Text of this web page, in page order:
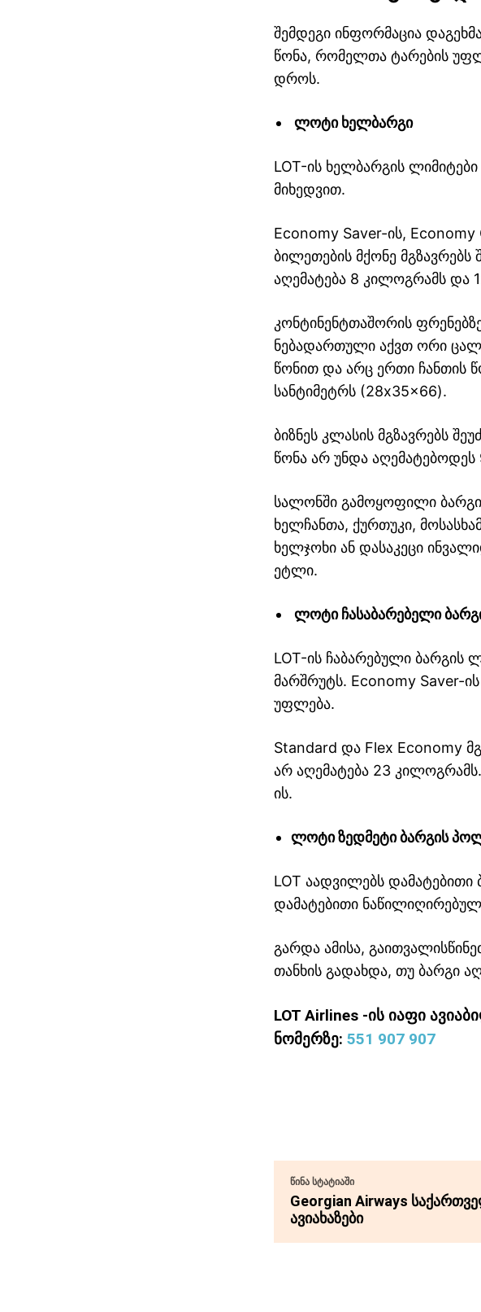
შემდეგი ინფორმაცია
წონა, რომელთა ტარების
დროს.
ლოტი ხელბარგი
LOT-ის ხელბარგის
მიხედვით.
Economy Saver-ის,
ბილეთების მქონე
აღემატება 8 კილოგრამს და
კონტინენტთაშორის
ნებადართული აქვთ ორი
წონით და არც ერთი ჩანთის
სანტიმეტრს (28x35x66).
ბიზნეს კლასის მგზავრებს
წონა არ უნდა
სალონში გამოყოფილი
ხელჩანთა, ქურთუკი,
ხელჯოხი ან დასაკეცი
ეტლი.
ლოტი ჩასაბარებელი
LOT-ის ჩაბარებული ბარგის
მარშრუტს. Economy Saver-
უფლება.
Standard და Flex Economy
არ აღემატება 23
ის.
ლოტი ზედმეტი ბარგის
LOT აადვილებს
დამატებითი
გარდა ამისა,
თანხის გადახდა, თუ ბარგი
LOT Airlines -ის იაფი
ნომერზე: 551 907 907
ᲬᲘᲜᲐ ᲡᲢᲐᲢᲘᲐᲨᲘ
Georgian Airways
ავიახაზები